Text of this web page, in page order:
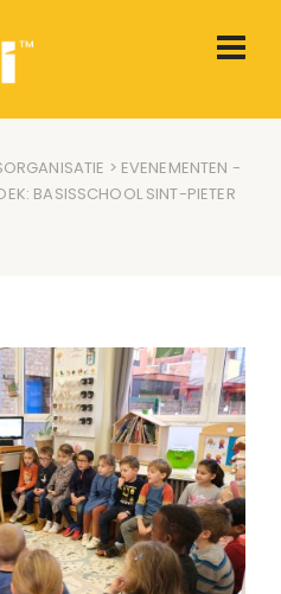
> EVENEMENTEN -
BASISSCHOOL SINT-PIETER